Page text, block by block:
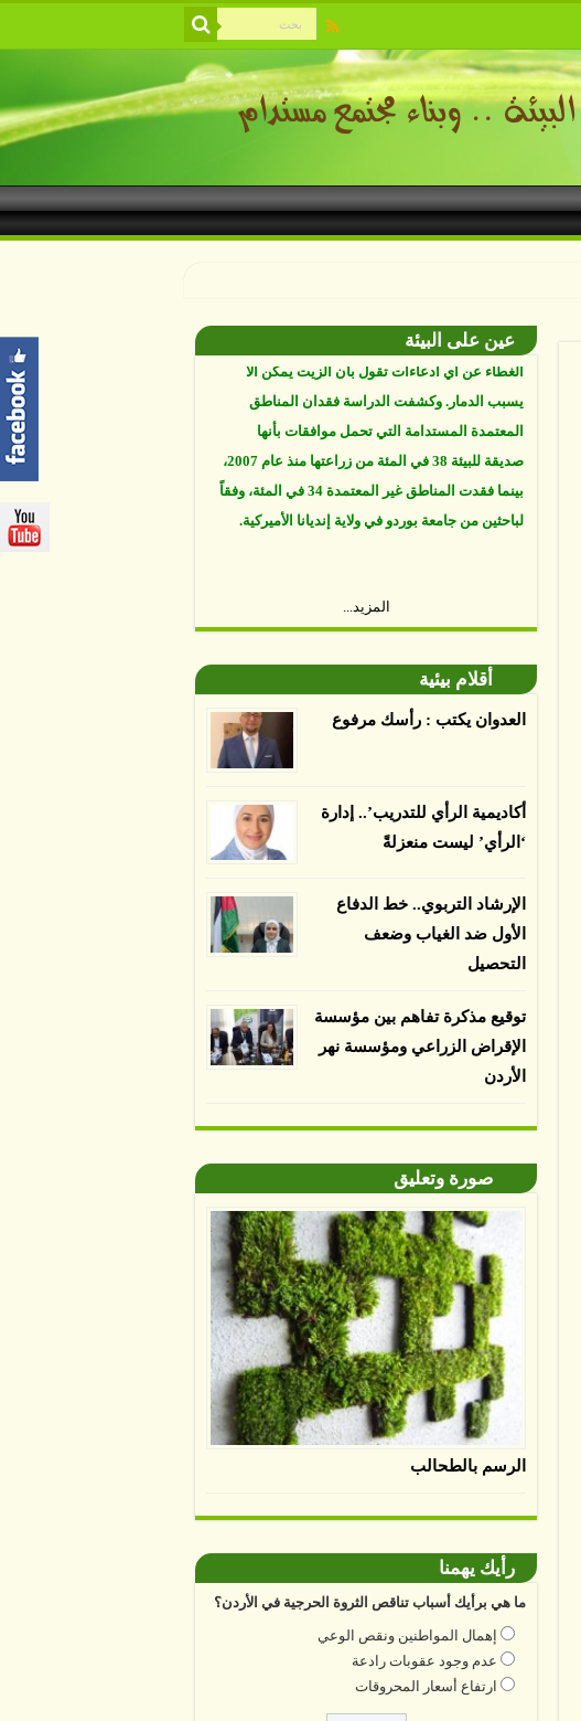
عين على البيئة
البيئة والتنوع القائم في خطر، والمشكلة أن اليد
البشرية باتت أساسا في معظم التغييرات التي
نواجهها. دراسات علمية تكشف أن خمسة عشر في
الغطاء عن أي ادعاءات تقول بأن الزيت يمكن ألا
يسبب الدمار. وكشفت الدراسة فقدان المناطق
المعتمدة المستدامة التي تحمل موافقات بأنها
بينما فقدت المناطق غير المعتمدة 34 في المئة، وفقاً
لباحثين من جامعة بوردو في ولاية إنديانا الأميركية.
المزيد...
أقلام بيئية
العدوان يكتب : رأسك مرفوع
أكاديمية الرأي للتدريب’.. إدارة
‘الرأي’ ليست منعزلةً
الإرشاد التربوي.. خط الدفاع
الأول ضد الغياب وضعف
التحصيل
توقيع مذكرة تفاهم بين مؤسسة
الإقراض الزراعي ومؤسسة نهر
الأردن
صورة وتعليق
الرسم بالطحالب
رأيك يهمنا
ما هي برأيك أسباب تناقص الثروة الحرجية في الأردن؟
إهمال المواطنين ونقص الوعي
عدم وجود عقوبات رادعة
ارتفاع أسعار المحروقات